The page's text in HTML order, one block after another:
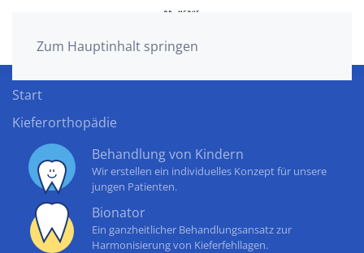
Zum Hauptinhalt springen
Start
Kieferorthopädie
Behandlung von Kindern
Wir erstellen ein individuelles Konzept für unsere
jungen Patienten.
Bionator
Ein ganzheitlicher Behandlungsansatz zur
Harmonisierung von Kieferfehllagen.